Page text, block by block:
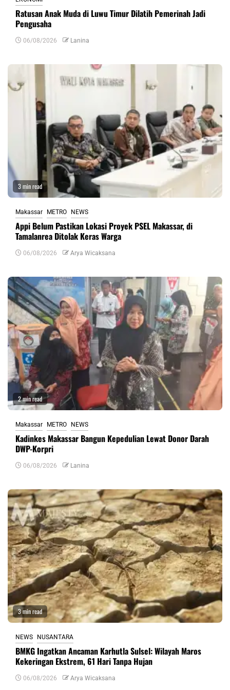
Ratusan Anak Muda di Luwu Timur Dilatih Pemerinah Jadi
Pengusaha
06/08/2026 Lanina
3 min read
Makassar METRO NEWS
Appi Belum Pastikan Lokasi Proyek PSEL Makassar, di
Tamalanrea Ditolak Keras Warga
06/08/2026 Arya Wicaksana
2 min read
Makassar METRO NEWS
Kadinkes Makassar Bangun Kepedulian Lewat Donor Darah
DWP-Korpri
06/08/2026 Lanina
3 min read
NEWS NUSANTARA
BMKG Ingatkan Ancaman Karhutla Sulsel: Wilayah Maros
Kekeringan Ekstrem, 61 Hari Tanpa Hujan
06/08/2026 Arya Wicaksana